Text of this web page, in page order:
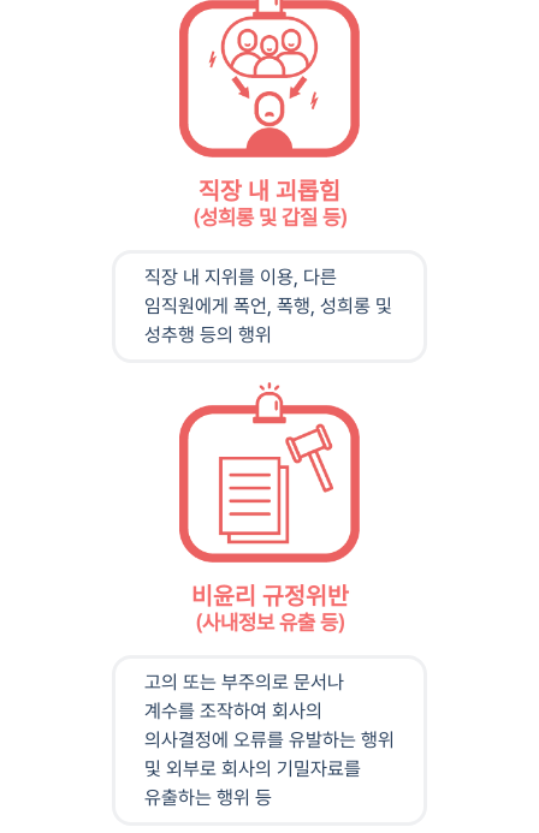
직장 내 괴롭힘
(성희롱 및 갑질 등)
직장 내 지위를 이용, 다른
임직원에게 폭언, 폭행, 성희롱 및
성추행 등의 행위
비윤리 규정위반
(사내정보 유출 등)
고의 또는 부주의로 문서나
계수를 조작하여 회사의
의사결정에 오류를 유발하는 행위
및 외부로 회사의 기밀자료를
유출하는 행위 등